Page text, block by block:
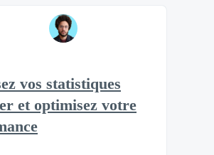
vos statistiques
et optimisez votre